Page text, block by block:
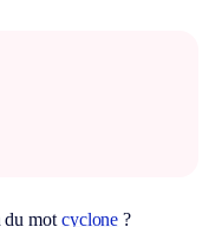
du mot cyclone ?